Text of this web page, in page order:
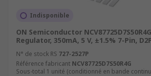
Indisponible
ON Semiconductor
Regulator, 350mA, 5 V, ±1.5% 7-Pin,
N° de stock RS 727-2527P
Référence fabricant NCV87725D7S50R4G
Sous-total 1 unité (conditionné en bande